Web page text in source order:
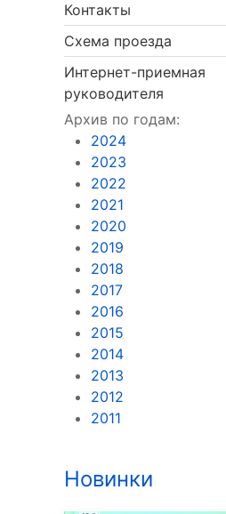
Контакты
Схема проезда
Интернет-приемная
руководителя
Архив по годам:
2024
2023
2022
2021
2020
2019
2018
2017
2016
2015
2014
2013
2012
2011
Новинки